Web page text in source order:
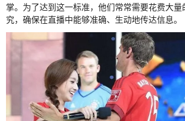
掌。为了达到这一标准，他们常常需要花费大
究，确保在直播中能够准确、生动地传达信息。